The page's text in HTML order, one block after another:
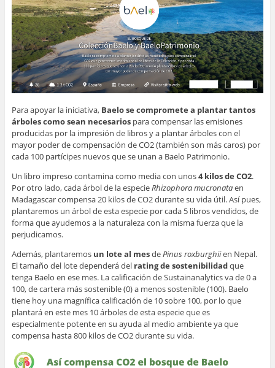
Para apoyar la iniciativa, Baelo se compromete a plantar tantos
árboles como sean necesariospara compensar las emisiones
producidas por la impresión de libros y a plantar árboles con el
mayor poder de compensación de CO2 (también son más caros) por
cada 100 partícipes nuevos que se unan a Baelo Patrimonio.
Un libro impreso contamina como media con unos4 kilos de CO2.
Por otro lado, cada árbol de la especieRhizophora mucronataen
Madagascar compensa 20 kilos de CO2 durante su vida útil. Así pues,
plantaremos un árbol de esta especie por cada 5 libros vendidos, de
forma que ayudemos a la naturaleza con la misma fuerza que la
perjudicamos.
Además, plantaremos un lote al mesdePinus roxburghiien Nepal.
El tamaño del lote dependerá del rating de sostenibilidadque
tenga Baelo en ese mes. La calificación de Sustainanalytics va de 0 a
100, de cartera más sostenible (0) a menos sostenible (100). Baelo
tiene hoy una magnífica calificación de 10 sobre 100, por lo que
plantará en este mes 10 árboles de esta especie que es
especialmente potente en su ayuda al medio ambiente ya que
compensa hasta 800 kilos de CO2 durante su vida.